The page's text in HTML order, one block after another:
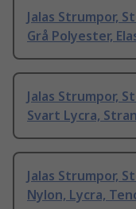
Jalas Strumpor,
Grå Polyester,
Jalas Strumpor,
Svart Lycra,
Jalas Strumpor,
Nylon, Lycra,